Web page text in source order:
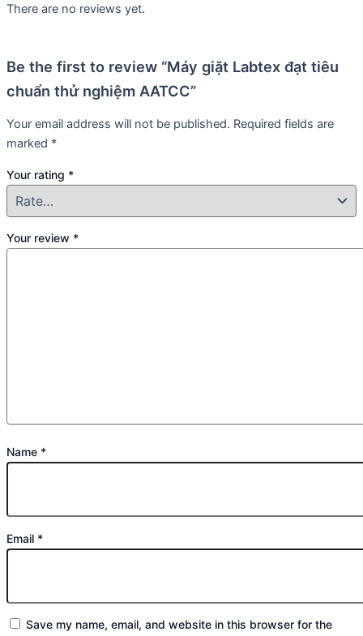
There are no reviews yet.
Be the first to review “Máy giặt Labtex đạt tiêu
chuẩn thử nghiệm AATCC”
Your email address will not be published. Required fields are
marked *
Your rating *
Your review *
Name *
Email *
Save my name, email, and website in this browser for the